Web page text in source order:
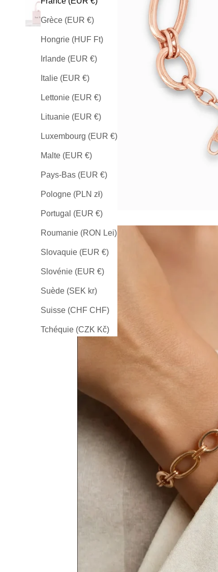
Grèce (EUR €)
Hongrie (HUF Ft)
Irlande (EUR €)
Italie (EUR €)
Lettonie (EUR €)
Lituanie (EUR €)
Luxembourg (EUR €)
Malte (EUR €)
Pays-Bas (EUR €)
Pologne (PLN zł)
Portugal (EUR €)
Roumanie (RON Lei)
Slovaquie (EUR €)
Slovénie (EUR €)
Suède (SEK kr)
Suisse (CHF CHF)
Tchéquie (CZK Kč)